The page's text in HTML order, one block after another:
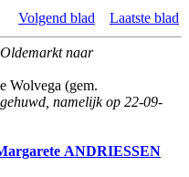
Volgend blad Laatste blad
naar
Wolvega (gem.
namelijk op 22-09-
ANDRIESSEN